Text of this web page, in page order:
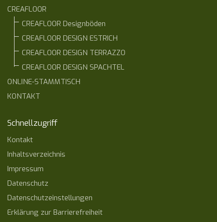
CREAFLOOR
CREAFLOOR Designböden
CREAFLOOR DESIGN ESTRICH
CREAFLOOR DESIGN TERRAZZO
CREAFLOOR DESIGN SPACHTEL
ONLINE-STAMMTISCH
KONTAKT
Schnellzugriff
Kontakt
Inhaltsverzeichnis
Impressum
Datenschutz
Datenschutzeinstellungen
Erklärung zur Barrierefreiheit